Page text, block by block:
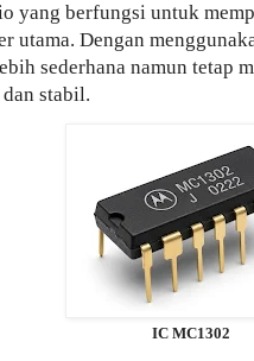
yang berfungsi untuk
utama. Dengan
sederhana namun tetap
stabil.
IC MC1302